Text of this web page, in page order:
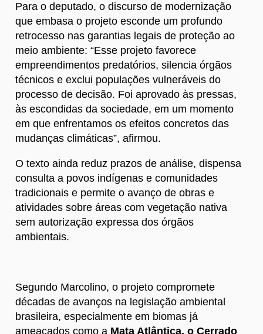
Para o deputado, o discurso de modernização
que embasa o projeto esconde um profundo
retrocesso nas garantias legais de proteção ao
meio ambiente: “Esse projeto favorece
empreendimentos predatórios, silencia órgãos
técnicos e exclui populações vulneráveis do
processo de decisão. Foi aprovado às pressas,
às escondidas da sociedade, em um momento
em que enfrentamos os efeitos concretos das
mudanças climáticas”, afirmou.
O texto ainda reduz prazos de análise, dispensa
consulta a povos indígenas e comunidades
tradicionais e permite o avanço de obras e
atividades sobre áreas com vegetação nativa
sem autorização expressa dos órgãos
ambientais.
Segundo Marcolino, o projeto compromete
décadas de avanços na legislação ambiental
brasileira, especialmente em biomas já
ameaçados como a Mata Atlântica, o Cerrado